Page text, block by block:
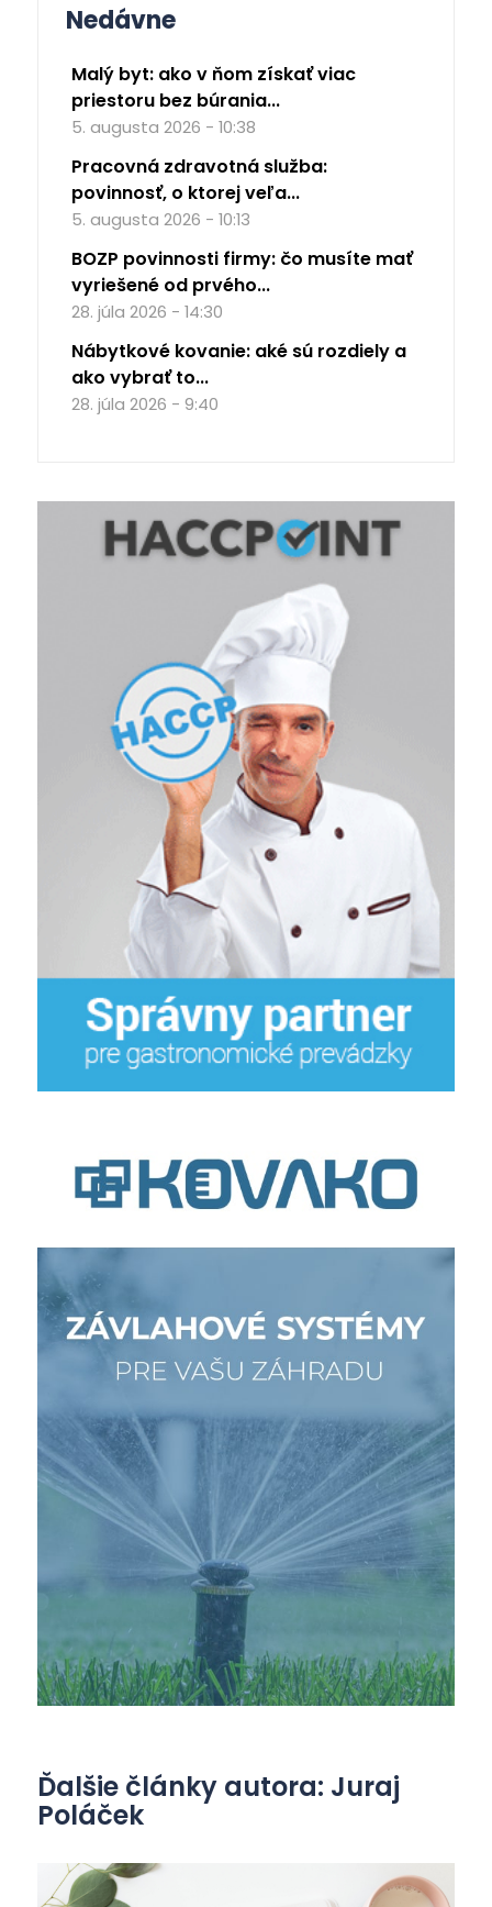
Nedávne
Malý byt: ako v ňom získať viac
priestoru bez búrania...
5. augusta 2026 - 10:38
Pracovná zdravotná služba:
povinnosť, o ktorej veľa...
5. augusta 2026 - 10:13
BOZP povinnosti firmy: čo musíte mať
vyriešené od prvého...
28. júla 2026 - 14:30
Nábytkové kovanie: aké sú rozdiely a
ako vybrať to...
28. júla 2026 - 9:40
Ďalšie články autora: Juraj
Poláček